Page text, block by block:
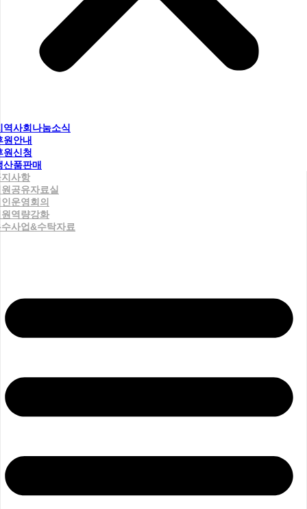
역사회나눔소식
원안내
원신청
산품판매
사항
공유자료실
운영회의
역량강화
사업&수탁자료